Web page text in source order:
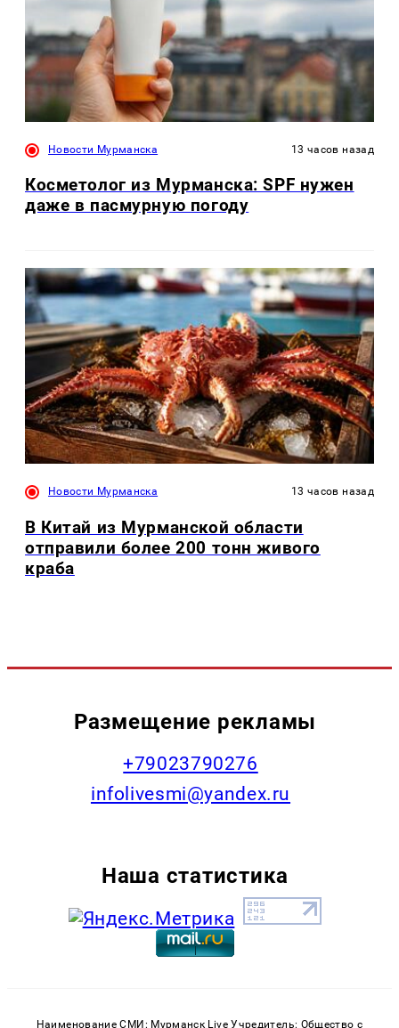
Новости Мурманска 13 часов назад
Косметолог из Мурманска: SPF нужен
даже в пасмурную погоду
Новости Мурманска 13 часов назад
В Китай из Мурманской области
отправили более 200 тонн живого
краба
Размещение рекламы
+79023790276
infolivesmi@yandex.ru
Наша статистика
Наименование СМИ: Мурманск Live Учредитель: Общество с